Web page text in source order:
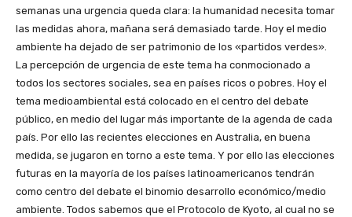
semanas una urgencia queda clara: la humanidad necesita tomar
las medidas ahora, mañana será demasiado tarde. Hoy el medio
ambiente ha dejado de ser patrimonio de los «partidos verdes».
La percepción de urgencia de este tema ha conmocionado a
todos los sectores sociales, sea en países ricos o pobres. Hoy el
tema medioambiental está colocado en el centro del debate
público, en medio del lugar más importante de la agenda de cada
país. Por ello las recientes elecciones en Australia, en buena
medida, se jugaron en torno a este tema. Y por ello las elecciones
futuras en la mayoría de los países latinoamericanos tendrán
como centro del debate el binomio desarrollo económico/medio
ambiente. Todos sabemos que el Protocolo de Kyoto, al cual no se